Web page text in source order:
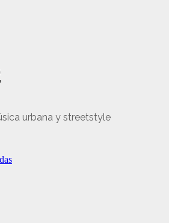
urbana y streetstyle